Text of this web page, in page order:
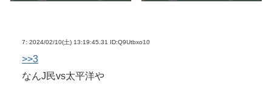
7: 2024/02/10(土) 13:19:45.31 ID:Q9Utbxo10
>>3
なんJ民vs太平洋や